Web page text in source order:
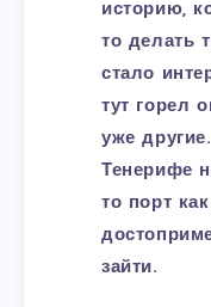
историю,
то делать
стало
тут горел
уже
Тенерифе
то порт
зайти.